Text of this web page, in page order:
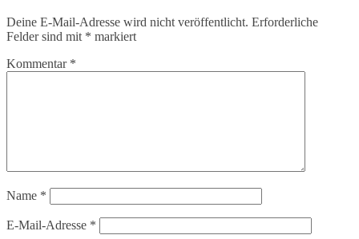
Deine E-Mail-Adresse wird nicht veröffentlicht. Erforderliche
Felder sind mit * markiert
Kommentar *
Name *
E-Mail-Adresse *